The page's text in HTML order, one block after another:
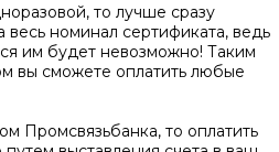
то лучше сразу
весь номинал сертификата, ведь
им будет невозможно! Таким
вы сможете оплатить любые
Промсвязьбанка, то оплатить